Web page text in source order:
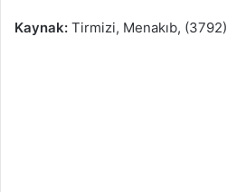
Kaynak: Tirmizi, Menakıb, (3792)